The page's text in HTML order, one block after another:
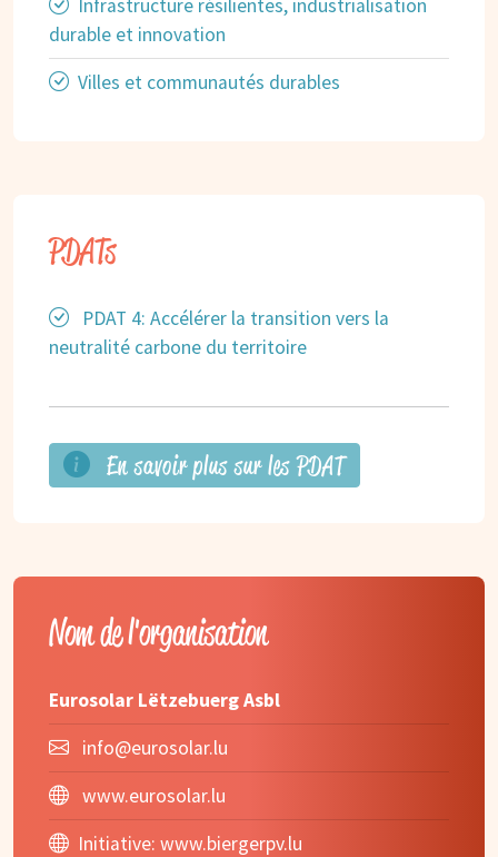
Infrastructure résilientes, industrialisation
durable et innovation
Villes et communautés durables
PDATs
PDAT 4: Accélérer la transition vers la
neutralité carbone du territoire
En savoir plus sur les PDAT
Nom de l'organisation
Eurosolar Lëtzebuerg Asbl
info@eurosolar.lu
www.eurosolar.lu
Initiative: www.biergerpv.lu